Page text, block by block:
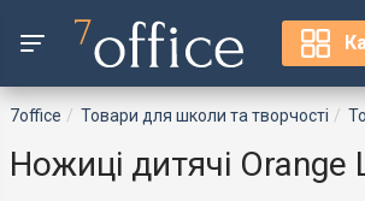
7office Товари для школи та творчості
Ножиці дитячі